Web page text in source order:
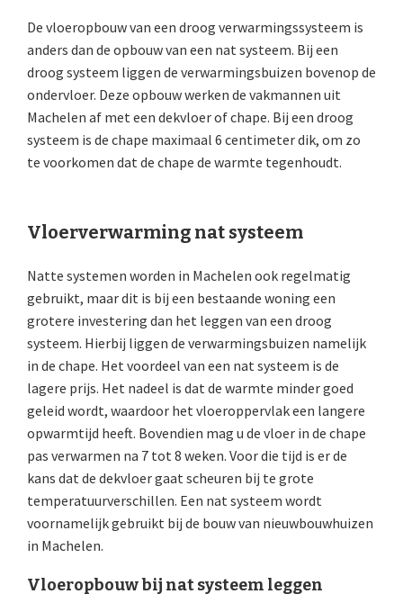
De vloeropbouw van een droog verwarmingssysteem is
anders dan de opbouw van een nat systeem. Bij een
droog systeem liggen de verwarmingsbuizen bovenop de
ondervloer. Deze opbouw werken de vakmannen uit
Machelen af met een dekvloer of chape. Bij een droog
systeem is de chape maximaal 6 centimeter dik, om zo
te voorkomen dat de chape de warmte tegenhoudt.
Vloerverwarming nat systeem
Natte systemen worden in Machelen ook regelmatig
gebruikt, maar dit is bij een bestaande woning een
grotere investering dan het leggen van een droog
systeem. Hierbij liggen de verwarmingsbuizen namelijk
in de chape. Het voordeel van een nat systeem is de
lagere prijs. Het nadeel is dat de warmte minder goed
geleid wordt, waardoor het vloeroppervlak een langere
opwarmtijd heeft. Bovendien mag u de vloer in de chape
pas verwarmen na 7 tot 8 weken. Voor die tijd is er de
kans dat de dekvloer gaat scheuren bij te grote
temperatuurverschillen. Een nat systeem wordt
voornamelijk gebruikt bij de bouw van nieuwbouwhuizen
in Machelen.
Vloeropbouw bij nat systeem leggen